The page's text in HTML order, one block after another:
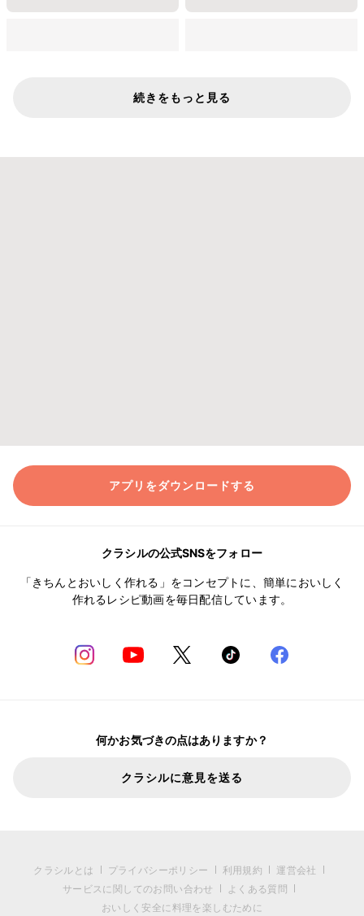
続きをもっと見る
アプリをダウンロードする
クラシルの公式SNSをフォロー
「きちんとおいしく作れる」をコンセプトに、簡単においしく
作れるレシピ動画を毎日配信しています。
何かお気づきの点はありますか？
クラシルに意見を送る
クラシルとは プライバシーポリシー 利用規約
運営会社
サービスに関してのお問い合わせ
よくある質問
おいしく安全に料理を楽しむために